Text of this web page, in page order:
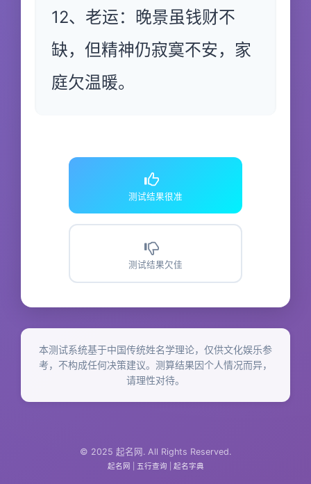
12、老运：晚景虽钱财不
缺，但精神仍寂寞不安，家
庭欠温暖。
测试结果很准
测试结果欠佳
本测试系统基于中国传统姓名学理论，仅供文化娱乐参
考，不构成任何决策建议。测算结果因个人情况而异，
请理性对待。
© 2025 起名网. All Rights Reserved.
起名网 五行查询 起名字典